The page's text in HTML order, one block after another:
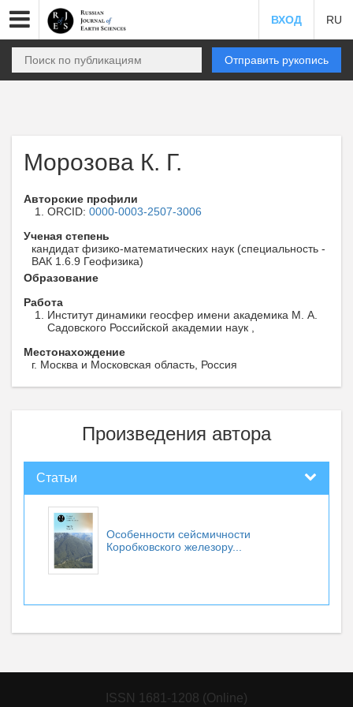
ВХОД RU
Отправить рукопись
Морозова К. Г.
Авторские профили
ORCID: 0000-0003-2507-3006
Ученая степень
кандидат физико-математических наук (специальность -
ВАК 1.6.9 Геофизика)
Образование
Работа
Институт динамики геосфер имени академика М. А.
Садовского Российской академии наук ,
Местонахождение
г. Москва и Московская область, Россия
Произведения автора
Статьи
Особенности сейсмичности
Коробковского железору...
ISSN 1681-1208 (Online)